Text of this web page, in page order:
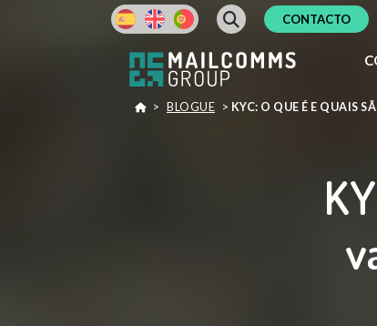
CONTACTO
> BLOGUE > KYC: O QUE É E QUAIS